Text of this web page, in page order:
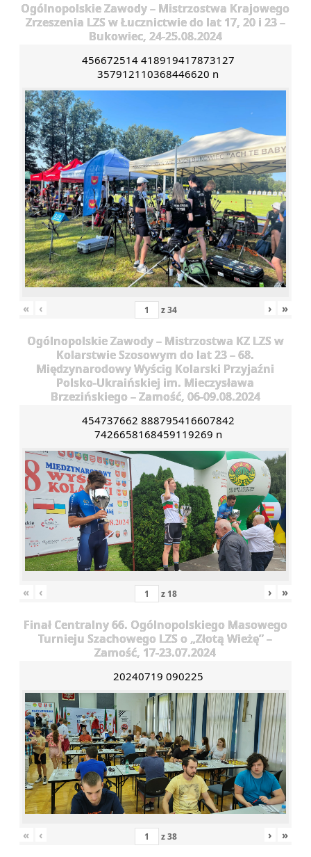
Ogólnopolskie Zawody – Mistrzostwa Krajowego
Zrzeszenia LZS w Łucznictwie do lat 17, 20 i 23 –
Bukowiec, 24-25.08.2024
456672514 418919417873127
357912110368446620 n
« ‹ z34 › »
Ogólnopolskie Zawody – Mistrzostwa KZ LZS w
Kolarstwie Szosowym do lat 23 – 68.
Międzynarodowy Wyścig Kolarski Przyjaźni
Polsko-Ukraińskiej im. Mieczysława
Brzezińskiego – Zamość, 06-09.08.2024
454737662 888795416607842
7426658168459119269 n
« ‹ z 18 › »
Finał Centralny 66. Ogólnopolskiego Masowego
Turnieju Szachowego LZS o „Złotą Wieżę” –
Zamość, 17-23.07.2024
20240719 090225
« ‹ z38 › »